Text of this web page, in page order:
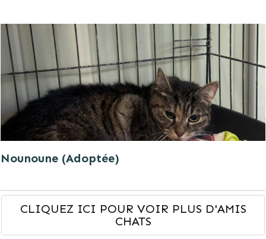
Nounoune (Adoptée)
CLIQUEZ ICI POUR VOIR PLUS D'AMIS
CHATS